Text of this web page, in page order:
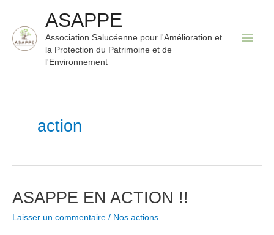
contenu
ASAPPE
Association Salucéenne pour l'Amélioration et
la Protection du Patrimoine et de
l'Environnement
action
ASAPPE EN ACTION !!
Laisser un commentaire / Nos actions